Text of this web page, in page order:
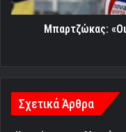
Μπαρτζώκας:
Σχετικά Άρθρα